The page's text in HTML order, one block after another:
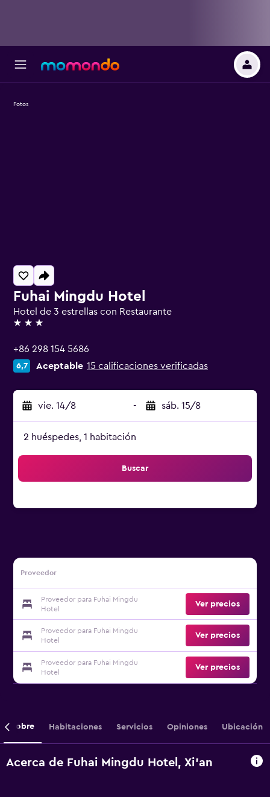
Fuhai Mingdu Hotel
Hotel de 3 estrellas con Restaurante
3 estrellas
+86 298 154 5686
6,7 Aceptable 15 calificaciones verificadas
vie. 14/8 - sáb. 15/8
2 huéspedes, 1 habitación
Buscar
Proveedor
Proveedor para Fuhai Mingdu
Hotel
Ver precios
Proveedor para Fuhai Mingdu
Hotel
Ver precios
Proveedor para Fuhai Mingdu
Hotel
Ver precios
Fotos
Sobre Habitaciones Servicios Opiniones Ubicación
Acerca de Fuhai Mingdu Hotel, Xi'an